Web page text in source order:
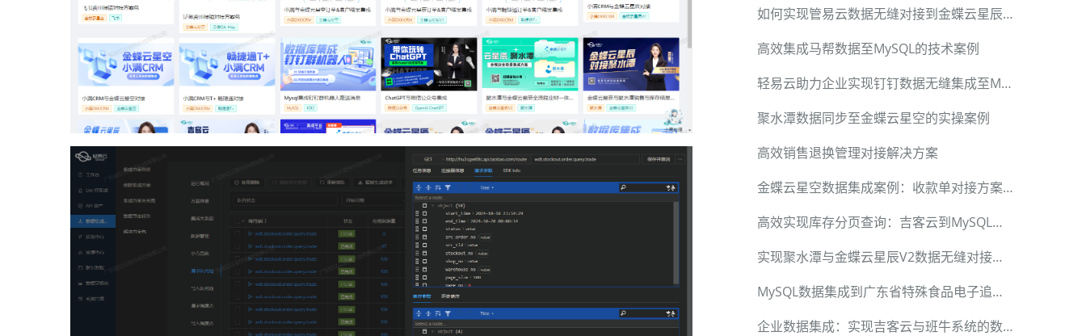
如何实现管易云数据无缝对接到金蝶云星辰V1
高效集成马帮数据至MySQL的技术案例
轻易云助力企业实现钉钉数据无缝集成至MySQL
聚水潭数据同步至金蝶云星空的实操案例
高效销售退换管理对接解决方案
金蝶云星空数据集成案例：收款单对接方案分享
高效实现库存分页查询：吉客云到MySQL的数据集成案例
实现聚水潭与金蝶云星辰V2数据无缝对接的技术方案
MySQL数据集成到广东省特殊食品电子追溯平台的方案
企业数据集成：实现吉客云与班牛系统的数据对接